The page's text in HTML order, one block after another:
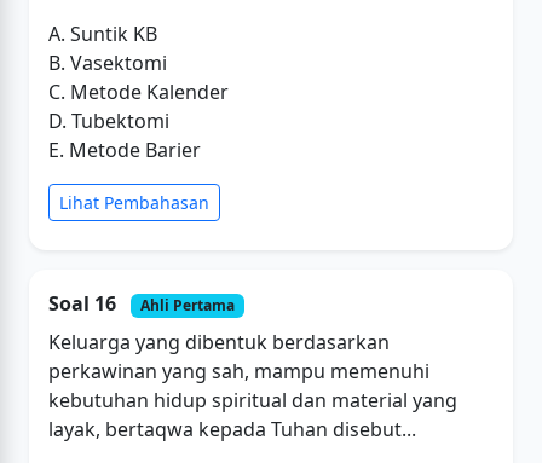
A. Suntik KB
B. Vasektomi
C. Metode Kalender
D. Tubektomi
E. Metode Barier
Lihat Pembahasan
Soal 16 Ahli Pertama
Keluarga yang dibentuk berdasarkan
perkawinan yang sah, mampu memenuhi
kebutuhan hidup spiritual dan material yang
layak, bertaqwa kepada Tuhan disebut...